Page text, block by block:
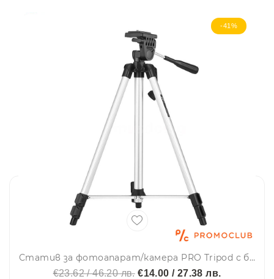
-41%
Статив за фотоапарат/камера PRO Tripod с бързо фиксиране, манивелно регулиране и нивелир
€23.62 / 46.20 лв.€14.00 / 27.38 лв.